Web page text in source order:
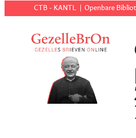
CTB - KANTL Openbare